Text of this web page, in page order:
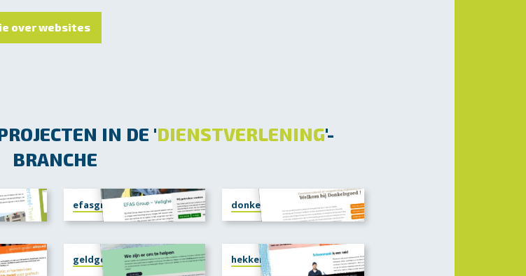
over websites
IN DE 'DIENSTVERLENING'-
BRANCHE
efasgroup.com donkelsgoed.nl
geldgezond.nl hekkert-schoonmaak.nl